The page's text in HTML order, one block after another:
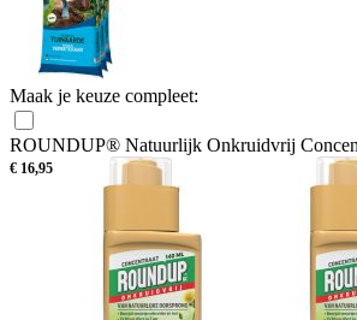
Maak je keuze compleet:
ROUNDUP® Natuurlijk Onkruidvrij
€ 16,95